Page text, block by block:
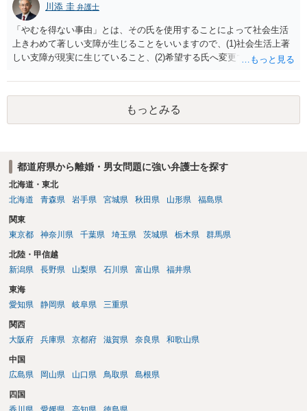
川添 圭 弁護士
「やむを得ない事由」とは、その氏を使用することによって社会生活
上きわめて著しい支障が生じることをいいますので、(1)社会生活上著
しい支障が現実に生じていること、(2)希望する氏へ変更できればその
できるかどうかがポイントです。 記録中に現れた一切の事情が判断対
象ですので、上記(1)と(2)を説明できる資料は全て（ただし理路整然
に）提出することが必要になります。「フラッシュバック」とのこと
なので、例えば、医学上確立されているPTSDの診断基準に合致した説
護士へ依頼しても苦労することが強く予想されるところです。、もし
本人申立てをお考えであれば、医学知識はもちろん法律知識も要求さ
れますので、性急な申立てをせず、知識と資料をしっかりと揃えて、
もっとみる
都道府県から離婚・男女問題に強い弁護士を探す
北海道・東北
北海道
青森県 岩手県 宮城県 秋田県 山形県 福島県
関東
東京都
神奈川県 千葉県 埼玉県 茨城県 栃木県 群馬県
北陸・甲信越
新潟県
長野県 山梨県 石川県 富山県 福井県
東海
愛知県
静岡県 岐阜県 三重県
関西
大阪府
兵庫県 京都府 滋賀県 奈良県 和歌山県
中国
広島県
岡山県 山口県 鳥取県 島根県
四国